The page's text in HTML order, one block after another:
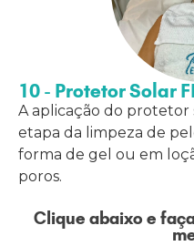
10 - Protetor Solar
A aplicação do
etapa da limpeza de
forma de gel ou em
poros.
Clique abaixo e